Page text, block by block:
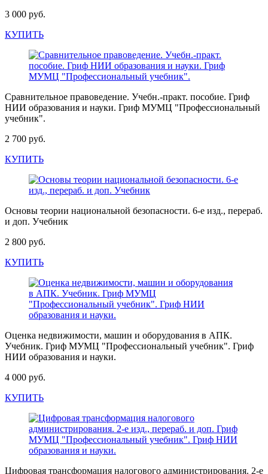
3 000 руб.
КУПИТЬ
Сравнительное правоведение. Учебн.-практ. пособие. Гриф
НИИ образования и науки. Гриф МУМЦ "Профессиональный
учебник".
2 700 руб.
КУПИТЬ
Основы теории национальной безопасности. 6-е изд., перераб.
и доп. Учебник
2 800 руб.
КУПИТЬ
Оценка недвижимости, машин и оборудования в АПК.
Учебник. Гриф МУМЦ "Профессиональный учебник". Гриф
НИИ образования и науки.
4 000 руб.
КУПИТЬ
Цифровая трансформация налогового администрирования. 2-е